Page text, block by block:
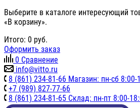
Выберите в каталоге интересующий
«В корзину».
Итого: 0 руб.
Оформить заказ
0 Сравнение
info@vitto.ru
8 (861) 234-81-66 Магазин: пн-сб 8:00-
+7 (989) 827-77-66
8 (861) 234-81-65 Склад: пн-пт 8:00-